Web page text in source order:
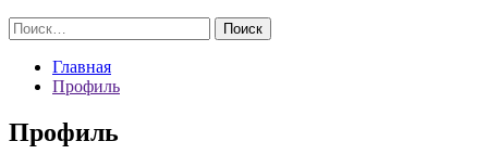
Найти:
Главная
Профиль
Профиль